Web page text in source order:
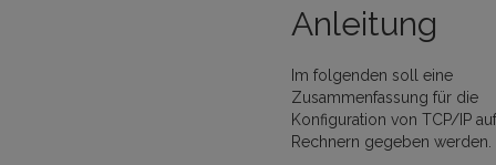
Anleitung
Im folgenden soll eine
Zusammenfassung für die
Konfiguration von TCP/IP
Rechnern gegeben werden.